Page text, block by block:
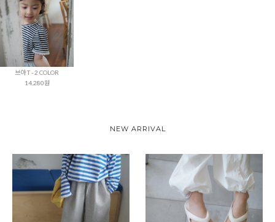
브아 T - 2 COLOR
14,280원
NEW ARRIVAL